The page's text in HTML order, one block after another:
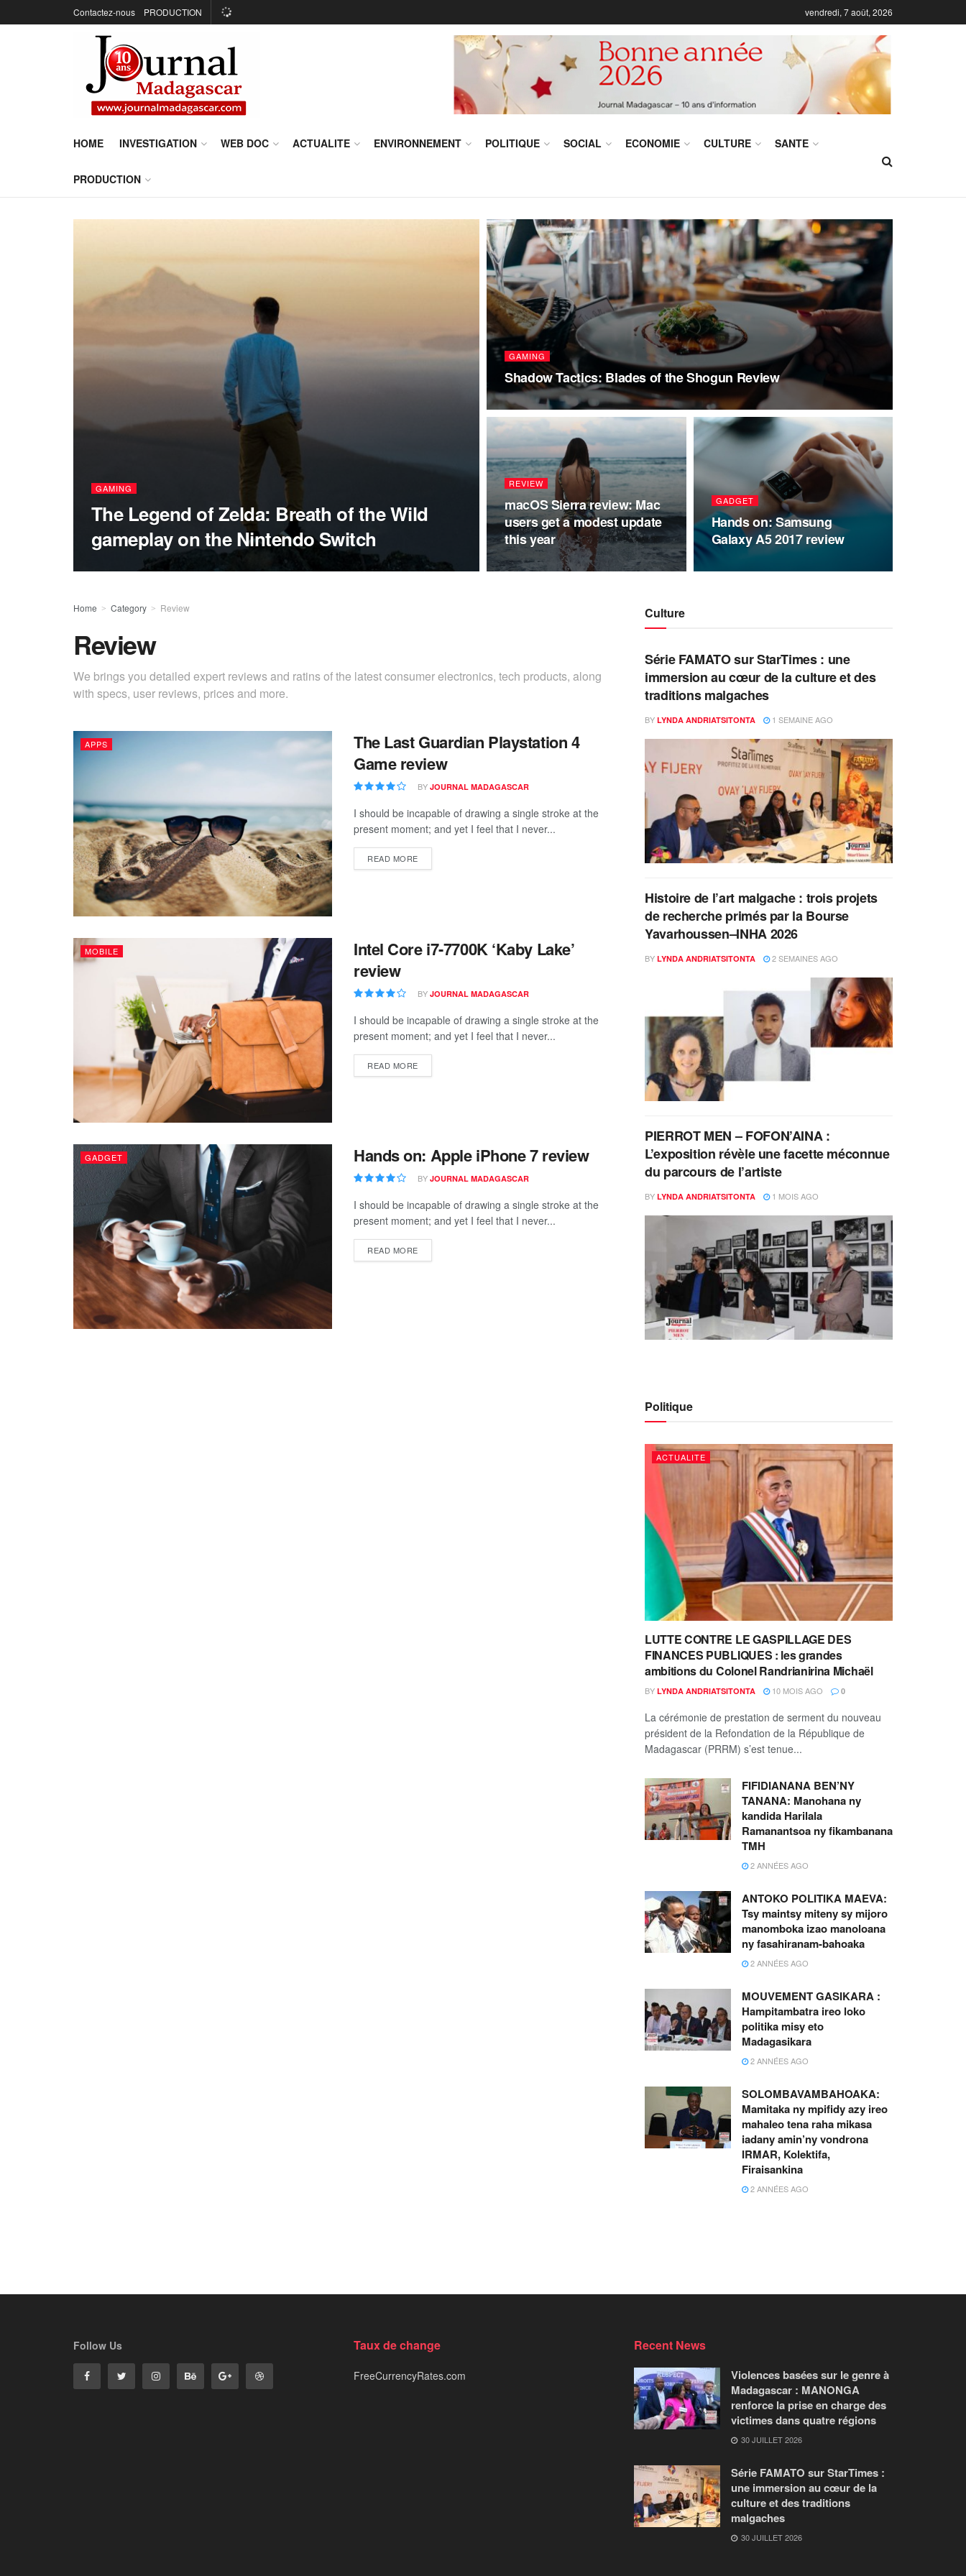
Contactez-nous PRODUCTION vendredi, 7 août, 2026
HOME INVESTIGATION WEB DOC ACTUALITE ENVIRONNEMENT POLITIQUE SOCIAL ECONOMIE CULTURE SANTE
PRODUCTION
GAMING
The Legend of Zelda: Breath of the Wild
gameplay on the Nintendo Switch
GAMING
Shadow Tactics: Blades of the Shogun Review
REVIEW
macOS Sierra review: Mac
users get a modest update
this year
GADGET
Hands on: Samsung
Galaxy A5 2017 review
Home Category Review
Review
We brings you detailed expert reviews and ratins of the latest consumer electronics, tech products, along
with specs, user reviews, prices and more.
APPS
The Last Guardian Playstation 4
Game review
BY JOURNAL MADAGASCAR
I should be incapable of drawing a single stroke at the
present moment; and yet I feel that I never...
READ MORE
MOBILE
Intel Core i7-7700K ‘Kaby Lake’
review
BY JOURNAL MADAGASCAR
I should be incapable of drawing a single stroke at the
present moment; and yet I feel that I never...
READ MORE
GADGET Hands on: Apple iPhone 7 review
BY JOURNAL MADAGASCAR
I should be incapable of drawing a single stroke at the
present moment; and yet I feel that I never...
READ MORE
Culture
Série FAMATO sur StarTimes : une
immersion au cœur de la culture et des
traditions malgaches
BY LYNDA ANDRIATSITONTA 1 SEMAINE AGO
Histoire de l’art malgache : trois projets
de recherche primés par la Bourse
Yavarhoussen–INHA 2026
BY LYNDA ANDRIATSITONTA 2 SEMAINES AGO
PIERROT MEN – FOFON’AINA :
L’exposition révèle une facette méconnue
du parcours de l’artiste
BY LYNDA ANDRIATSITONTA 1 MOIS AGO
Politique
ACTUALITE
LUTTE CONTRE LE GASPILLAGE DES
FINANCES PUBLIQUES : les grandes
ambitions du Colonel Randrianirina Michaël
BY LYNDA ANDRIATSITONTA 10 MOIS AGO 0
La cérémonie de prestation de serment du nouveau
président de la Refondation de la République de
Madagascar (PRRM) s’est tenue...
FIFIDIANANA BEN’NY
TANANA: Manohana ny
kandida Harilala
Ramanantsoa ny fikambanana
TMH
2 ANNÉES AGO
ANTOKO POLITIKA MAEVA:
Tsy maintsy miteny sy mijoro
manomboka izao manoloana
ny fasahiranam-bahoaka
2 ANNÉES AGO
MOUVEMENT GASIKARA :
Hampitambatra ireo loko
politika misy eto
Madagasikara
2 ANNÉES AGO
SOLOMBAVAMBAHOAKA:
Mamitaka ny mpifidy azy ireo
mahaleo tena raha mikasa
iadany amin’ny vondrona
IRMAR, Kolektifa,
Firaisankina
2 ANNÉES AGO
Follow Us Taux de change
FreeCurrencyRates.com
Recent News
Violences basées sur le genre à
Madagascar : MANONGA
renforce la prise en charge des
victimes dans quatre régions
30 JUILLET 2026
Série FAMATO sur StarTimes :
une immersion au cœur de la
culture et des traditions
malgaches
30 JUILLET 2026